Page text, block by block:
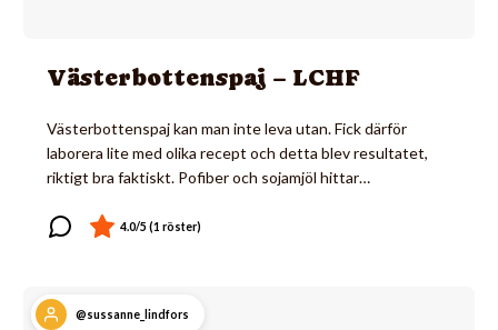
Västerbottenspaj – LCHF
Västerbottenspaj kan man inte leva utan. Fick därför
laborera lite med olika recept och detta blev resultatet,
riktigt bra faktiskt. Pofiber och sojamjöl hittar…
@sussanne_lindfors